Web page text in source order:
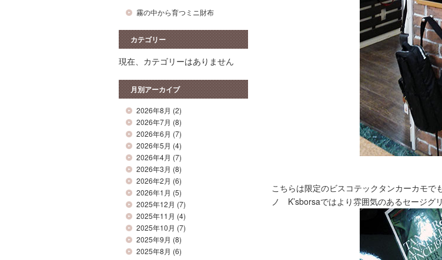
霧の中から育つミニ財布
カテゴリー
現在、カテゴリーはありません
月別アーカイブ
2026年8月 (2)
2026年7月 (8)
2026年6月 (7)
2026年5月 (4)
2026年4月 (7)
2026年3月 (8)
2026年2月 (6)
2026年1月 (5)
2025年12月 (7)
2025年11月 (4)
2025年10月 (7)
2025年9月 (8)
2025年8月 (6)
こちらは限定のビスコテックタンカーカモ
ノ K’sborsaではより雰囲気のあるセージグ